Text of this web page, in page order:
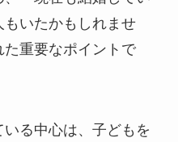
いたかもしれませ
重要なポイントで
る中心は、子どもを